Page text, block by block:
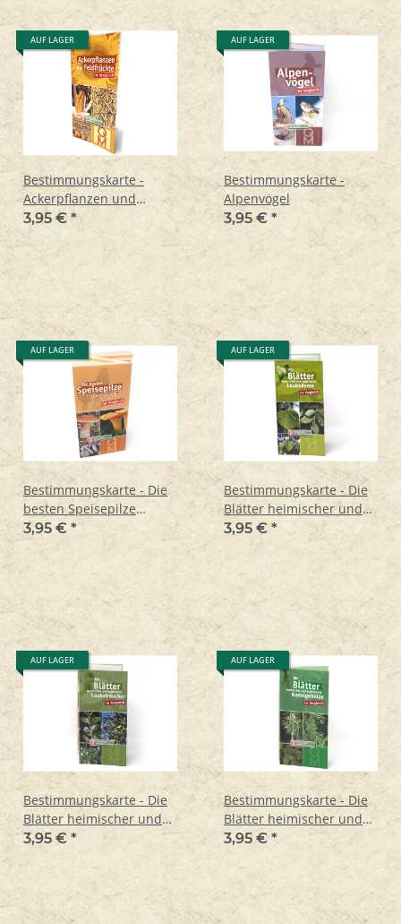
AUF LAGER
Bestimmungskarte -
Ackerpflanzen und
Feldfrüchteim Vergleich
3,95 € *
AUF LAGER
Bestimmungskarte -
Alpenvögel
3,95 € *
AUF LAGER
Bestimmungskarte - Die
besten Speisepilze
Deutschlands im
Vergleich
3,95 € *
AUF LAGER
Bestimmungskarte - Die
Blätter heimischer und
kultivierter Laubbäume
3,95 € *
AUF LAGER
Bestimmungskarte - Die
Blätter heimischer und
kultivierter
3,95 € *
AUF LAGER
Bestimmungskarte - Die
Blätter heimischer und
kultivierter Nadelhölze
3,95 € *